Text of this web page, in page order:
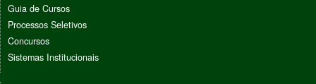
Guia de Cursos
Processos Seletivos
Concursos
Sistemas Institucionais